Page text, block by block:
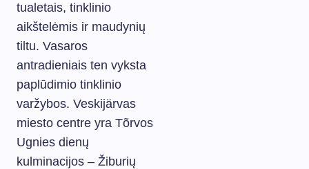
tualetais, tinklinio
aikštelėmis ir maudynių
tiltu. Vasaros
antradieniais ten vyksta
paplūdimio tinklinio
varžybos. Veskijärvas
miesto centre yra Tõrvos
Ugnies dienų
kulminacijos – Žiburių